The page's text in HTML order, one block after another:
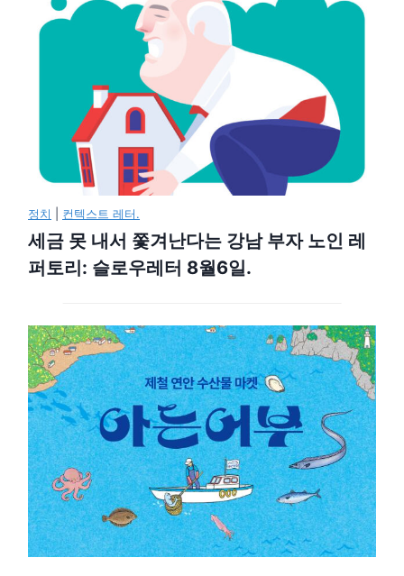
정치 컨텍스트 레터.
세금 못 내서 쫓겨난다는 강남 부자 노인 레
퍼토리: 슬로우레터 8월6일.